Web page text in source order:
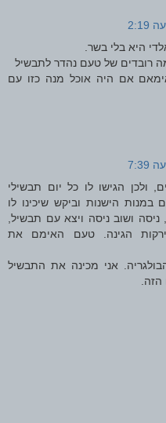
היא בלי בשר.
רובדים של טעם נהדר לתבשיל
אם היה אוכל מנה כזו עם
הגישו לו כל יום תבשילי
הישנות וביקש שיכינו לו
ושוב ניסה ויצא עם תבשיל,
הגינה. טעם האימם את
אני מכינה את התבשיל